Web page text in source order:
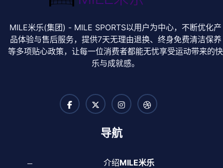
MILE米乐(集团) - MILE SPORTS以用户为中心，不断优化产
品体验与售后服务，提供7天无理由退换、终身免费清洁保养
等多项贴心政策，让每一位消费者都能无忧享受运动带来的快
乐与成就感。
导航
介绍MILE米乐